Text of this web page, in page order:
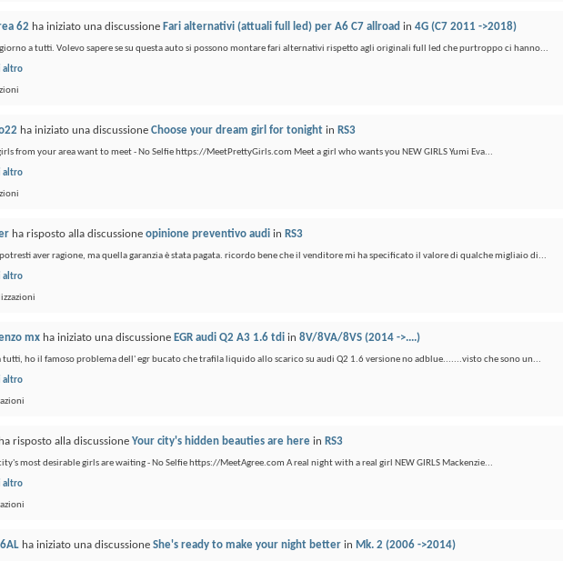
62 ha iniziato una discussione Fari alternativi (attuali full led) per A6 C7 allroad in 4G (C7 2011 ->2018)
a tutti. Volevo sapere se su questa auto si possono montare fari alternativi rispetto agli originali full led che purtroppo ci hanno...
altro
ha iniziato una discussione Choose your dream girl for tonight in RS3
from your area want to meet - No Selfie https://MeetPrettyGirls.com Meet a girl who wants you NEW GIRLS Yumi Eva...
altro
ha risposto alla discussione opinione preventivo audi in RS3
aver ragione, ma quella garanzia è stata pagata. ricordo bene che il venditore mi ha specificato il valore di qualche migliaio di...
altro
mx ha iniziato una discussione EGR audi Q2 A3 1.6 tdi in 8V/8VA/8VS (2014 ->....)
tutti, ho il famoso problema dell' egr bucato che trafila liquido allo scarico su audi Q2 1.6 versione no adblue.......visto che sono un...
altro
ha risposto alla discussione Your city's hidden beauties are here in RS3
most desirable girls are waiting - No Selfie https://MeetAgree.com A real night with a real girl NEW GIRLS Mackenzie...
altro
ha iniziato una discussione She's ready to make your night better in Mk. 2 (2006 ->2014)